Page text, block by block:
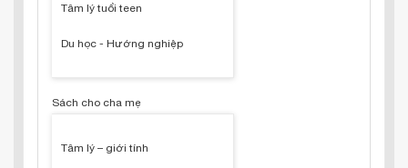
Tâm lý tuổi teen
Du học - Hướng nghiệp
Sách cho cha mẹ
Tâm lý – giới tính